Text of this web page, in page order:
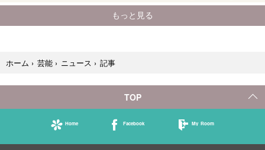
ホーム › 芸能 › ニュース › 記事
TOP
Home Facebook My Room